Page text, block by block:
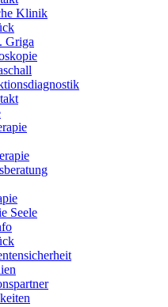
Klinik
Griga
Seele